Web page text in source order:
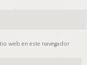
web en este navegador